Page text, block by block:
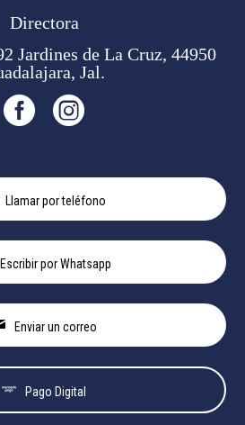
Directora
Jardines de La Cruz, 44950
Jal.
Llamar por teléfono
Escribir por Whatsapp
Enviar un correo
Pago Digital